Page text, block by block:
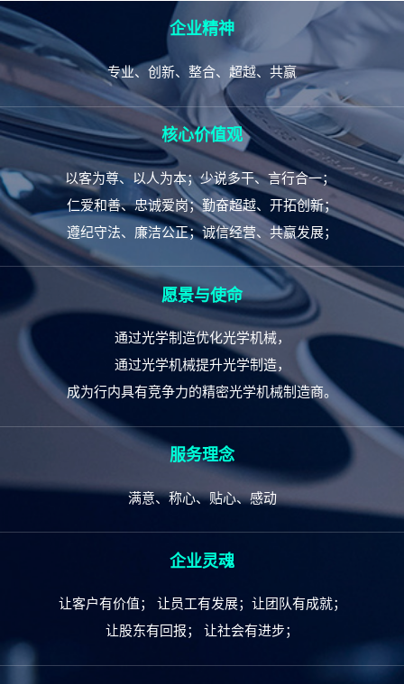
企业精神
专业、创新、整合、超越、共赢
核心价值观
以客为尊、以人为本；少说多干、言行合一；
仁爱和善、忠诚爱岗；勤奋超越、开拓创新；
遵纪守法、廉洁公正；诚信经营、共赢发展；
愿景与使命
通过光学制造优化光学机械，
通过光学机械提升光学制造，
成为行内具有竞争力的精密光学机械制造商。
服务理念
满意、称心、贴心、感动
企业灵魂
让客户有价值； 让员工有发展；让团队有成就；
让股东有回报； 让社会有进步；